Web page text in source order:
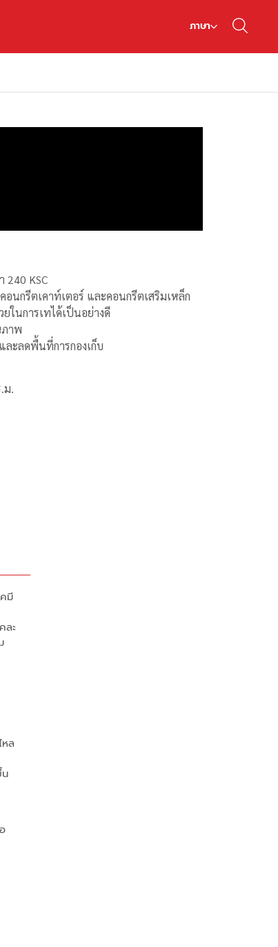
ภาษา
240 KSC
นกรีตเคาท์เตอร์ และคอนกรีตเสริมเหล็ก
ในการเทได้เป็นอย่างดี
าพ
ละลดพื้นที่การกองเก็บ
ม.
มี
ละ
ล